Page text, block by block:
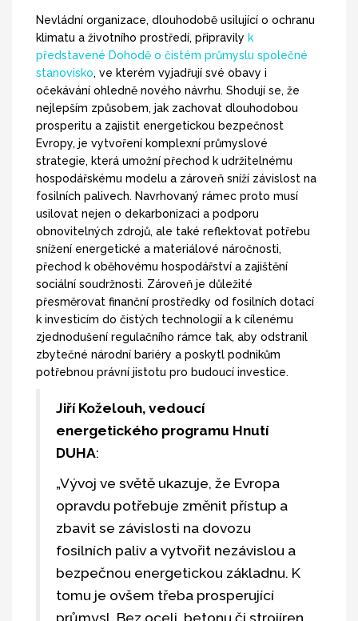
Nevládní organizace, dlouhodobě usilující o ochranu
klimatu a životního prostředí, připravily k
představené Dohodě o čistém průmyslu společné
stanovisko, ve kterém vyjadřují své obavy i
očekávání ohledně nového návrhu. Shodují se, že
nejlepším způsobem, jak zachovat dlouhodobou
prosperitu a zajistit energetickou bezpečnost
Evropy, je vytvoření komplexní průmyslové
strategie, která umožní přechod k udržitelnému
hospodářskému modelu a zároveň sníží závislost na
fosilních palivech. Navrhovaný rámec proto musí
usilovat nejen o dekarbonizaci a podporu
obnovitelných zdrojů, ale také reflektovat potřebu
snížení energetické a materiálové náročnosti,
přechod k oběhovému hospodářství a zajištění
sociální soudržnosti. Zároveň je důležité
přesměrovat finanční prostředky od fosilních dotací
k investicím do čistých technologií a k cílenému
zjednodušení regulačního rámce tak, aby odstranil
zbytečné národní bariéry a poskytl podnikům
potřebnou právní jistotu pro budoucí investice.
Jiří Koželouh, vedoucí
energetického programu Hnutí
DUHA:
„Vývoj ve světě ukazuje, že Evropa
opravdu potřebuje změnit přístup a
zbavit se závislosti na dovozu
fosilních paliv a vytvořit nezávislou a
bezpečnou energetickou základnu. K
tomu je ovšem třeba prosperující
průmysl. Bez oceli, betonu či strojíren